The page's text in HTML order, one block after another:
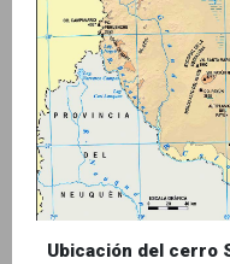
Ubicación del cerro